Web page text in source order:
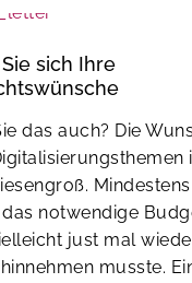
sich Ihre
das auch? Die
notwendige
just mal
musste.